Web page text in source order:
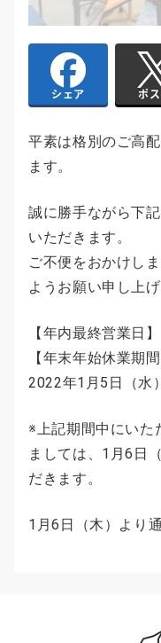
シェア ポ
平素は格別のご高
ます。
誠に勝手ながら下
いただきます。
ご不便をおかけし
ようお願い申し上げ
【年内最終営業
【年末年始休業期
2022年1月5日（水）
※上記期間中にいた
ましては、1月6日
だきます。
1月6日（木）より